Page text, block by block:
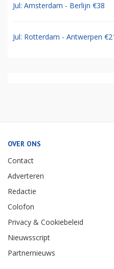
Jul: Amsterdam - Berlijn €38
Jul: Rotterdam - Antwerpen
OVER ONS
Contact
Adverteren
Redactie
Colofon
Privacy & Cookiebeleid
Nieuwsscript
Partnernieuws